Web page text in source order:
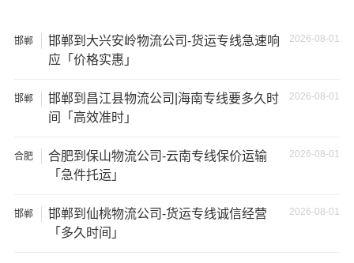
坏；
出现延误，导致你的物品无法按时送达；
务，例如不及时回复客户咨询、不提供准确的物流信息
4、安全风险：不靠谱的物流公司可能会存在安全风险，例
如不遵守运输规定、不保障货物安全等；
邯郸 2026-08-01
邯郸到大兴安岭物流公司-货运专线急速响
应「价格实惠」
邯郸 2026-08-01
邯郸到昌江县物流公司|海南专线要多久时
间「高效准时」
合肥 2026-08-01
合肥到保山物流公司-云南专线保价运输
「急件托运」
邯郸 2026-08-01
邯郸到仙桃物流公司-货运专线诚信经营
「多久时间」